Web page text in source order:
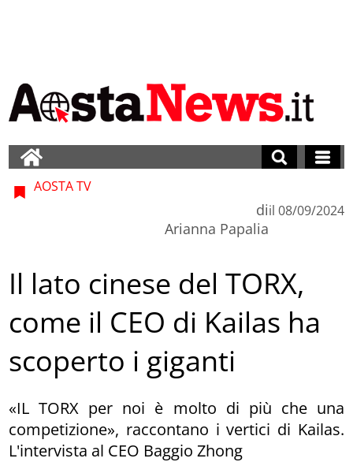
AOSTA TV
di
Arianna Papalia
il 08/09/2024
Il lato cinese del TORX,
come il CEO di Kailas ha
scoperto i giganti
«IL TORX per noi è molto di più che una
competizione», raccontano i vertici di Kailas.
L'intervista al CEO Baggio Zhong